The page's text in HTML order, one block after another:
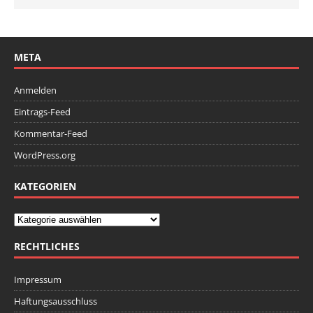
META
Anmelden
Eintrags-Feed
Kommentar-Feed
WordPress.org
KATEGORIEN
RECHTLICHES
Impressum
Haftungsausschluss